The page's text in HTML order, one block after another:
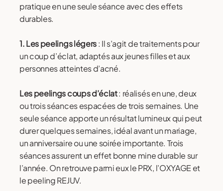
pratique en une seule séance avec des effets
durables.
1. Les peelings légers: Il s’agit de traitements pour
un coup d’éclat, adaptés aux jeunes filles et aux
personnes atteintes d’acné.
Les peelings coups d’éclat: réalisés en une, deux
ou trois séances espacées de trois semaines. Une
seule séance apporte un résultat lumineux qui peut
durer quelques semaines, idéal avant un mariage,
un anniversaire ou une soirée importante. Trois
séances assurent un effet bonne mine durable sur
l’année. On retrouve parmi eux le PRX, l’OXYAGE et
le peeling REJUV.